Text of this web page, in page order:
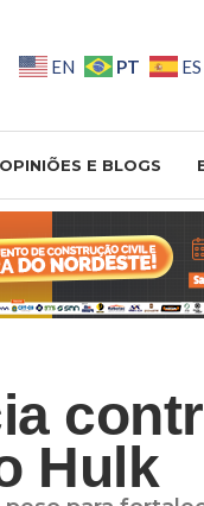
EN PT ES
OPINIÕES E BLOGS
Hulk